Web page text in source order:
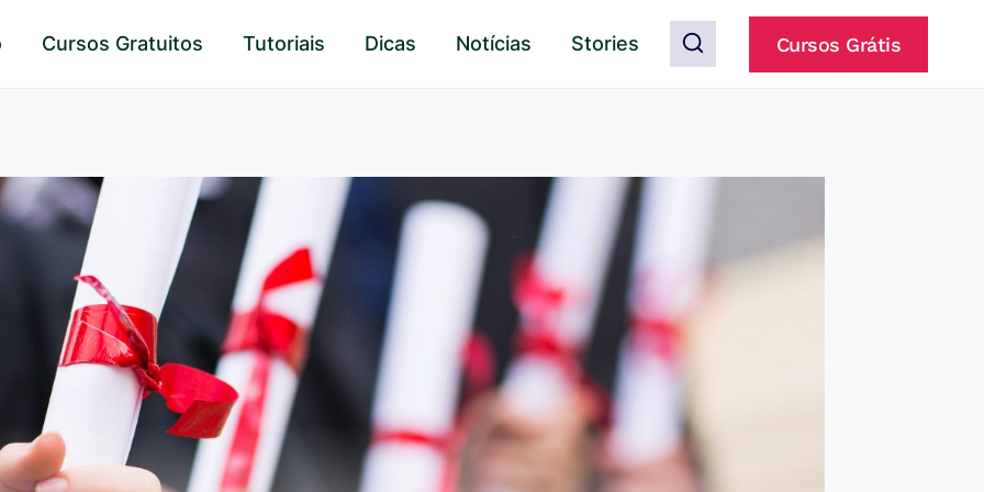
Cursos Gratuitos Tutoriais Dicas Notícias Stories Cursos Grátis